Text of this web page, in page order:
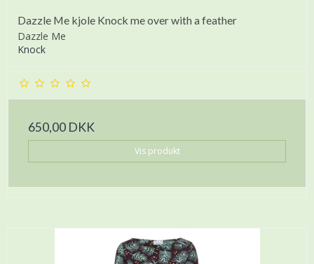
Dazzle Me kjole Knock me over with a feather
Dazzle Me
Knock
650,00 DKK
Vis produkt